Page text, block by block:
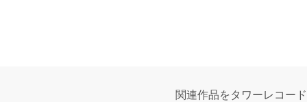
関連作品をタワーレコー